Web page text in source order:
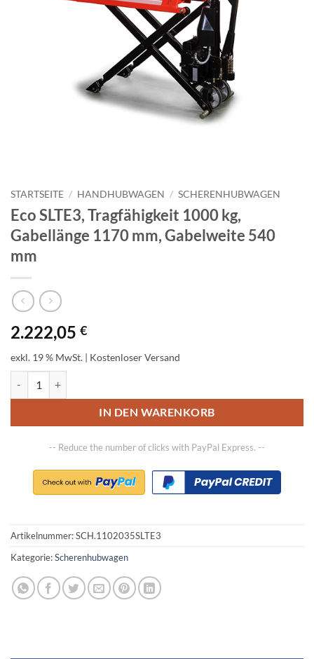
STARTSEITE / HANDHUBWAGEN / SCHERENHUBWAGEN
Eco SLTE3, Tragfähigkeit 1000 kg,
Gabellänge 1170 mm, Gabelweite 540
mm
2.222,05 €
exkl. 19 % MwSt. | Kostenloser Versand
IN DEN WARENKORB
-- Reduce the number of clicks with PayPal Express. --
Artikelnummer:SCH.1102035SLTE3
Kategorie:Scherenhubwagen